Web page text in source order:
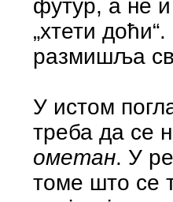
футур, а не и
„хтети
размишља
У истом
треба да се
ометан. У
томе што се